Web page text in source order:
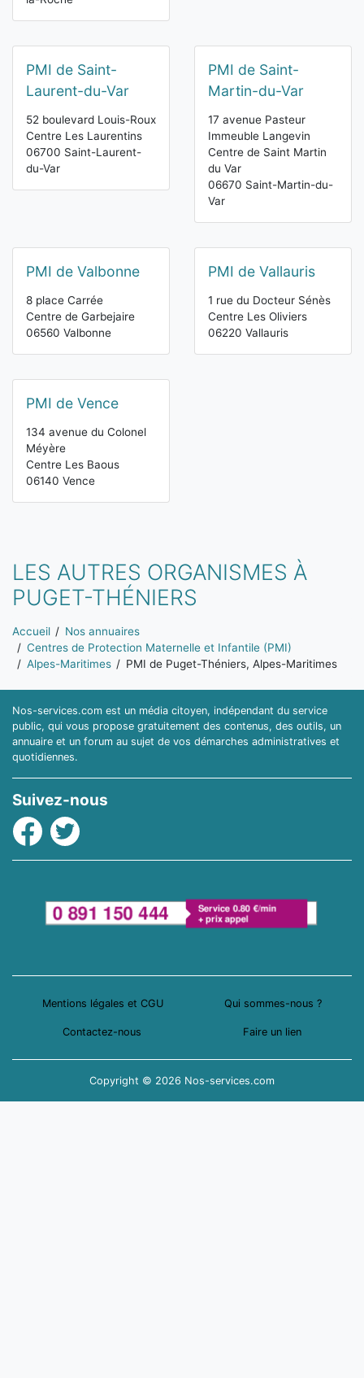
PMI de Saint-
Laurent-du-Var
52 boulevard Louis-Roux
Centre Les Laurentins
06700 Saint-Laurent-
du-Var
PMI de Saint-
Martin-du-Var
17 avenue Pasteur
Immeuble Langevin
Centre de Saint Martin
du Var
06670 Saint-Martin-du-
Var
PMI de Valbonne
8 place Carrée
Centre de Garbejaire
06560 Valbonne
PMI de Vallauris
1 rue du Docteur Sénès
Centre Les Oliviers
06220 Vallauris
PMI de Vence
134 avenue du Colonel
Méyère
Centre Les Baous
06140 Vence
LES AUTRES ORGANISMES À
PUGET-THÉNIERS
Vous êtes ici:
Accueil
Nos annuaires
Centres de Protection Maternelle et Infantile (PMI)
Alpes-Maritimes
PMI de Puget-Théniers, Alpes-Maritimes
Nos-services.com est un média citoyen, indépendant du service
public, qui vous propose gratuitement des contenus, des outils, un
annuaire et un forum au sujet de vos démarches administratives et
quotidiennes.
Suivez-nous
Facebook
Twitter
Mentions légales et CGU Qui sommes-nous ?
Contactez-nous Faire un lien
Copyright © 2026 Nos-services.com